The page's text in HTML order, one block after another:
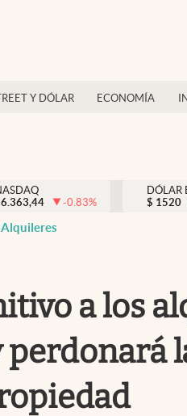
Y DÓLAR ECONOMÍA
-0.83%
DÓLAR
$ 1520
Alquileres
a los